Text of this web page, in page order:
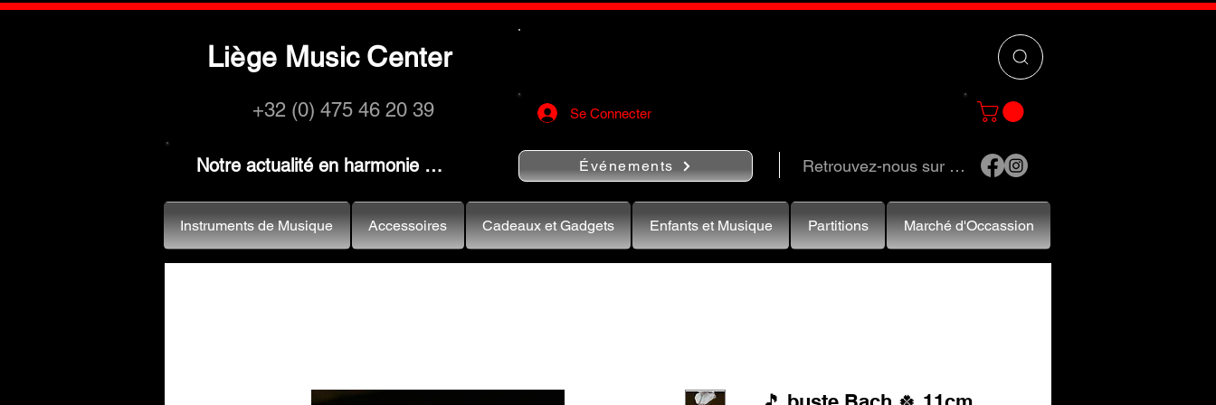
Liège Music Center
+32 (0) 475 46 20 39 Se Connecter
Notre actualité en harmonie … Événements Retrouvez-nous sur …
Instruments de Musique Accessoires Cadeaux et Gadgets Enfants et Musique Partitions Marché d'Occassion